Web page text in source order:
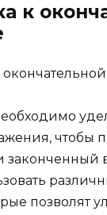
к
чтобы
законченный
позволят